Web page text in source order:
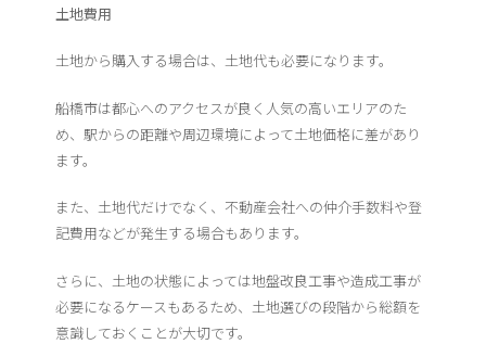
土地費用
土地から購入する場合は、土地代も必要になります。
船橋市は都心へのアクセスが良く人気の高いエリアのた
め、駅からの距離や周辺環境によって土地価格に差があり
ます。
また、土地代だけでなく、不動産会社への仲介手数料や登
記費用などが発生する場合もあります。
さらに、土地の状態によっては地盤改良工事や造成工事が
必要になるケースもあるため、土地選びの段階から総額を
意識しておくことが大切です。